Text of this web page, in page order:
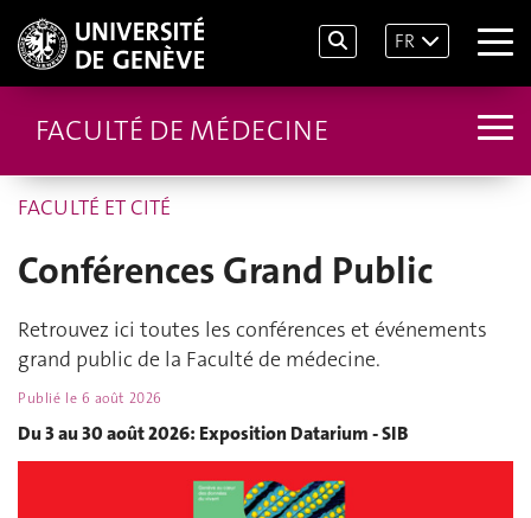
FR
FACULTÉ DE MÉDECINE
FACULTÉ ET CITÉ
Conférences Grand Public
Retrouvez ici toutes les conférences et événements
grand public de la Faculté de médecine.
Publié le 6 août 2026
Du 3 au 30 août 2026: Exposition Datarium - SIB